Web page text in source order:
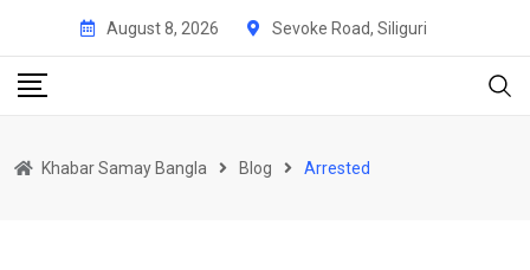
content
August 8, 2026 Sevoke Road, Siliguri
Khabar Samay Bangla Blog Arrested